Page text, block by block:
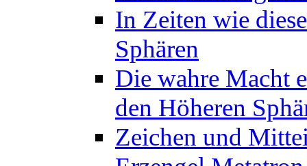
In Zeiten wie
Sphären
Die wahre Macht
den Höheren
Zeichen und